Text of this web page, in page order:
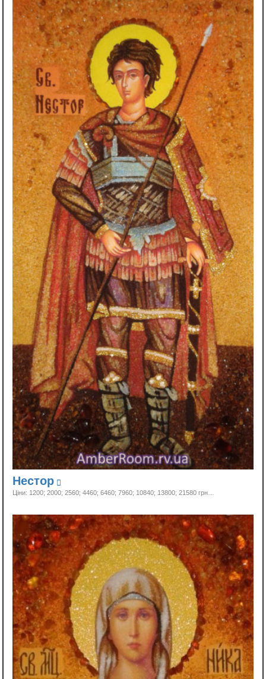
Нестор
Ціни: 1200; 2000; 2560; 4460; 6460; 7960; 10840; 13800; 21580 грн…